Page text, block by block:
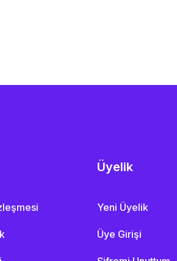
Üyelik
Yeni Üyelik
Üye Girişi